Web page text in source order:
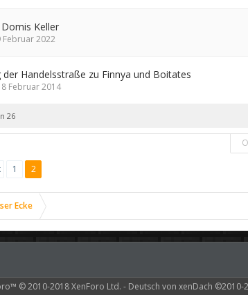
Keller
Februar 2022
der Handelsstraße zu Finnya und Boitates
Februar 2014
26
1 2
Ecke
© 2010-2018 XenForo Ltd. - Deutsch von xenDach ©2010-